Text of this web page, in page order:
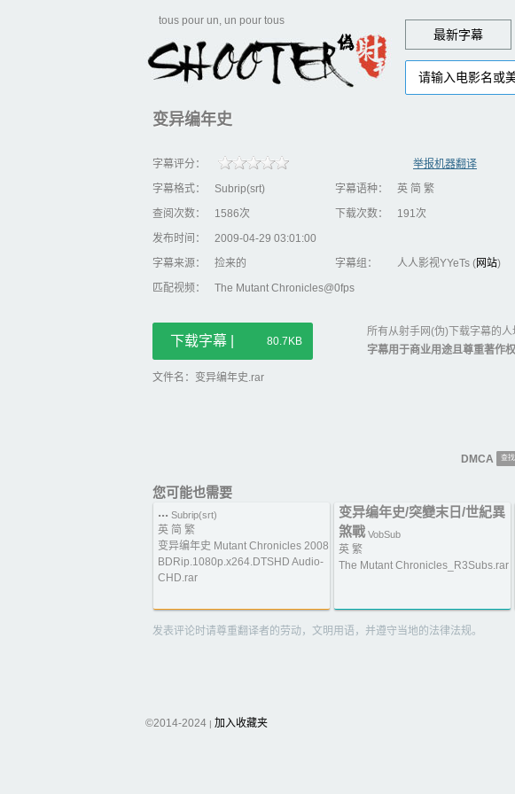
tous pour un, un pour tous
最新字幕
变异编年史
字幕评分：
举报机器翻译
字幕格式：
Subrip(srt) 字幕语种：
英 简 繁
查阅次数：
1586次 下载次数：
191次
发布时间：
2009-04-29 03:01:00
字幕来源：
捡来的 字幕组： 人人影视YYeTs (网站)
匹配视频：
The Mutant Chronicles@0fps
下载字幕 | 80.7KB
所有从射手网(伪)下载字幕的
字幕用于商业用途且尊重著作
文件名：变异编年史.rar
DMCA
查
您可能也需要
... Subrip(srt)
英 简 繁
变异编年史 Mutant Chronicles 2008
BDRip.1080p.x264.DTSHD Audio-
CHD.rar
变异编年史/突變末日/世紀異
煞戰 VobSub
英 繁
The Mutant Chronicles_R3Subs.rar
发表评论时请尊重翻译者的劳动，文明用语，并遵守当地的法律法规。
©2014-2024 | 加入收藏夹